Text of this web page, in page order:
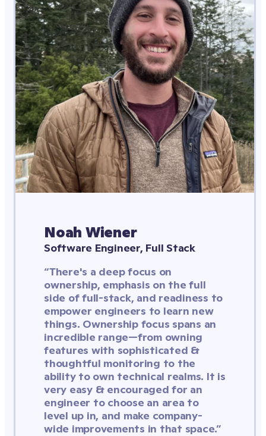
Noah Wiener
Software Engineer, Full Stack
“There's a deep focus on
ownership, emphasis on the full
side of full-stack, and readiness to
empower engineers to learn new
things. Ownership focus spans an
incredible range—from owning
features with sophisticated &
thoughtful monitoring to the
ability to own technical realms. It is
very easy & encouraged for an
engineer to choose an area to
level up in, and make company-
wide improvements in that space.”